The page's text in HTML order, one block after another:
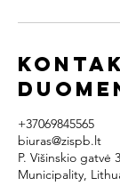
+37069845565
biuras@zispb.lt
P. Višinskio gatvė
Municipality,